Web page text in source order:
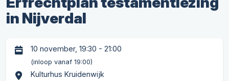
in Nijverdal
10 november, 19:30 - 21:00
(inloop vanaf 19:00)
Kulturhus Kruidenwijk